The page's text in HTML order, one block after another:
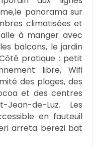
panorama sur
climatisées et
à manger avec
balcons, le jardin
pratique : petit
libre, Wifi
des plages, des
et des centres
de-Luz. Les
en fauteuil
arreta berezi bat